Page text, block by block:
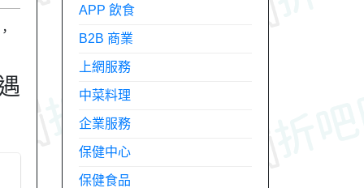
APP 飲食
B2B 商業
上網服務
中菜料理
企業服務
保健中心
保健食品